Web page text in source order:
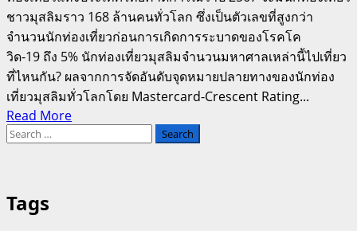
ชาวมุสลิมราว 168 ล้านคนทั่วโลก ซึ่งเป็นตัวเลขที่สูงกว่า
จำนวนนักท่องเที่ยวก่อนการเกิดการระบาดของโรคโค
วิด-19 ถึง 5% นักท่องเที่ยวมุสลิมจำนวนมหาศาลเหล่านี้ไปเที่ยว
ที่ไหนกัน? ผลจากการจัดอันดับจุดหมายปลายทางของนักท่อง
เที่ยวมุสลิมทั่วโลกโดย Mastercard-Crescent Rating...
Read MoreRead
Search
Tags